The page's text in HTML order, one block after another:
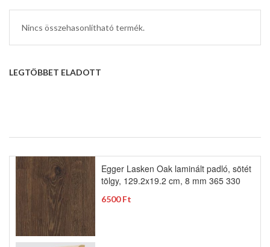
Nincs összehasonlítható termék.
LEGTÖBBET ELADOTT
Egger Lasken Oak laminált padló, sötét
tölgy, 129.2x19.2 cm, 8 mm 365 330
6500 Ft